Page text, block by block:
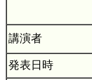
講演者
発表日時